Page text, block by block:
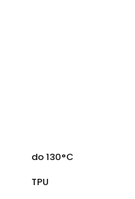
do 130°C
TPU